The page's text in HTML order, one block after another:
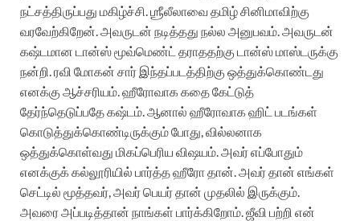
நட்சத்திருப்பது மகிழ்ச்சி. ஶ்ரீலீலாவை தமிழ் சினிமாவிற்கு
வரவேற்கிறேன். அவருடன் நடித்தது நல்ல அனுபவம். அவருடன்
கஷ்டமான டான்ஸ் மூவ்மெண்ட் தராததற்கு டான்ஸ் மாஸ்டருக்கு
நன்றி. ரவி மோகன் சார் இந்தப்படத்திற்கு ஒத்துக்கொண்டது
எனக்கு ஆச்சரியம். ஹீரோவாக கதை கேட்டுத்
தேர்ந்தெடுப்பதே கஷ்டம். ஆனால் ஹீரோவாக ஹிட் படங்கள்
கொடுத்துக்கொண்டிருக்கும் போது, வில்லனாக
ஒத்துக்கொள்வது மிகப்பெரிய விஷயம். அவர் எப்போதும்
எனக்குக் கல்லூரியில் பார்த்த ஹீரோ தான். அவர் தான் எங்கள்
செட்டில் மூத்தவர், அவர் பெயர் தான் முதலில் இருக்கும்.
அவரை அப்படித்தான் நாங்கள் பார்க்கிறோம். ஜீவி பற்றி என்